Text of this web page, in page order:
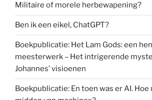
Militaire of morele herbewapening?
Ben ik een eikel, ChatGPT?
Boekpublicatie: Het Lam Gods: een
meesterwerk – Het intrigerende
Johannes’ visioenen
Boekpublicatie: En toen was er AI.